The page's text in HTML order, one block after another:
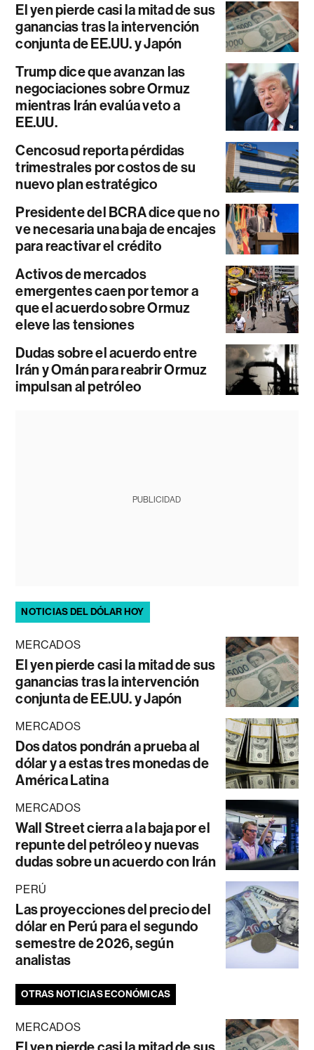
El yen pierde casi la mitad de sus
ganancias tras la intervención
conjunta de EE.UU. y Japón
Trump dice que avanzan las
negociaciones sobre Ormuz
mientras Irán evalúa veto a
EE.UU.
Cencosud reporta pérdidas
trimestrales por costos de su
nuevo plan estratégico
Presidente del BCRA dice que no
ve necesaria una baja de encajes
para reactivar el crédito
Activos de mercados
emergentes caen por temor a
que el acuerdo sobre Ormuz
eleve las tensiones
Dudas sobre el acuerdo entre
Irán y Omán para reabrir Ormuz
impulsan al petróleo
PUBLICIDAD
NOTICIAS DEL DÓLAR HOY
MERCADOS
El yen pierde casi la mitad de sus
ganancias tras la intervención
conjunta de EE.UU. y Japón
MERCADOS
Dos datos pondrán a prueba al
dólar y a estas tres monedas de
América Latina
MERCADOS
Wall Street cierra a la baja por el
repunte del petróleo y nuevas
dudas sobre un acuerdo con Irán
PERÚ
Las proyecciones del precio del
dólar en Perú para el segundo
semestre de 2026, según
analistas
OTRAS NOTICIAS ECONÓMICAS
MERCADOS